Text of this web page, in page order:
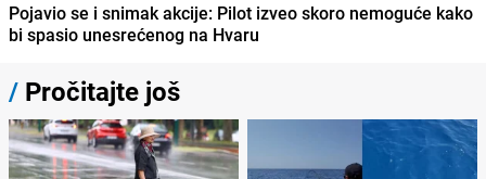
Pojavio se i snimak akcije: Pilot izveo skoro nemoguće kako
bi spasio unesrećenog na Hvaru
/ Pročitajte još